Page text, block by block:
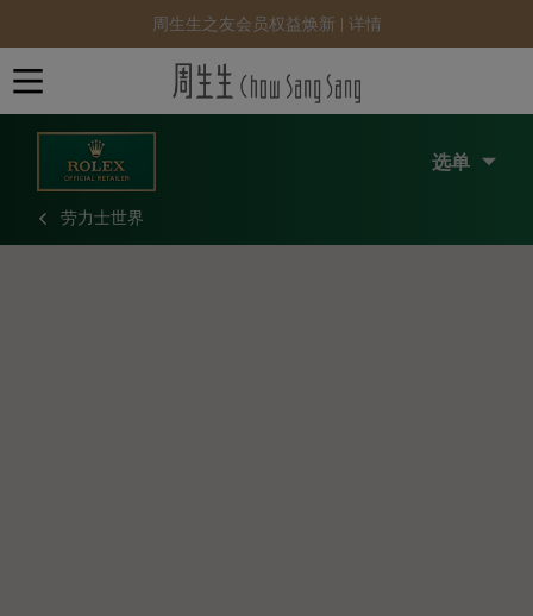
周生生之友会员权益焕新 | 详情
选单
劳力士世界